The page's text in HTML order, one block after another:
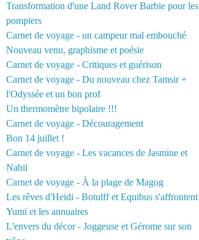
Transformation d'une Land Rover Barbie pour les
pompiers
Carnet de voyage - un campeur mal embouché
Nouveau venu, graphisme et poésie
Carnet de voyage - Critiques et guérison
Carnet de voyage - Du nouveau chez Tamsir +
l'Odyssée et un bon prof
Un thermomètre bipolaire !!!
Carnet de voyage - Découragement
Bon 14 juillet !
Carnet de voyage - Les vacances de Jasmine et
Nabil
Carnet de voyage - À la plage de Magog
Les rêves d'Heidi - Botulff et Equibus s'affrontent
Yumi et les annuaires
L'envers du décor - Joggeuse et Gérome sur son